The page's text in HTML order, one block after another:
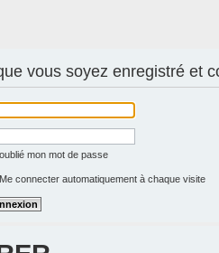
vous soyez enregistré et
oublié mon mot de passe
Me connecter automatiquement à chaque visite